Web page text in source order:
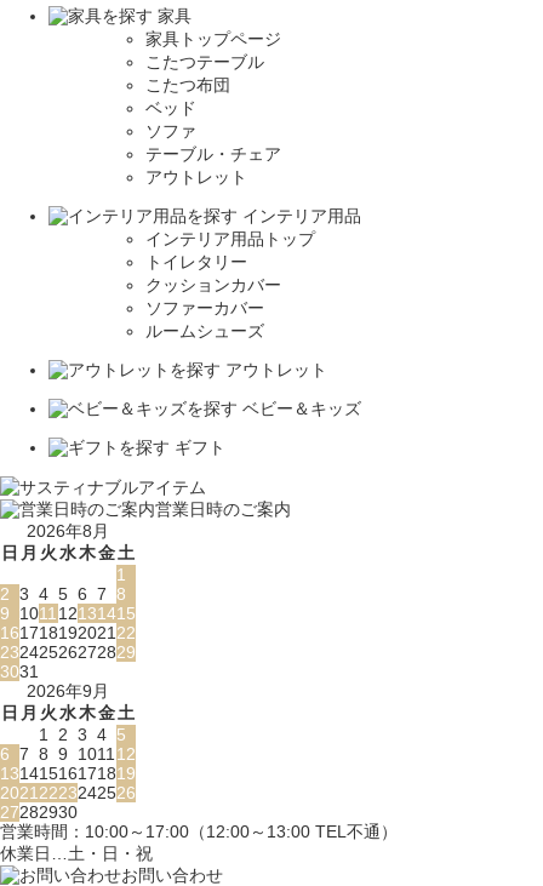
家具
家具トップページ
こたつテーブル
こたつ布団
ベッド
ソファ
テーブル・チェア
アウトレット
インテリア用品
インテリア用品トップ
トイレタリー
クッションカバー
ソファーカバー
ルームシューズ
アウトレット
ベビー＆キッズ
ギフト
営業日時のご案内
2026年8月
日 月 火水木金土
1
2 3 4 5 6 7 8
9
1011 12131415
161718192021 22
23242526272829
3031
2026年9月
日 月 火水木金土
1
2 3 4 5
6 7 8 9 1011 12
13141516171819
2021 2223242526
27282930
営業時間：10:00～17:00（12:00～13:00 TEL不通）
休業日…土・日・祝
お問い合わせ